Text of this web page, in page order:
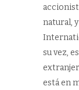
natural,
su vez,
está en